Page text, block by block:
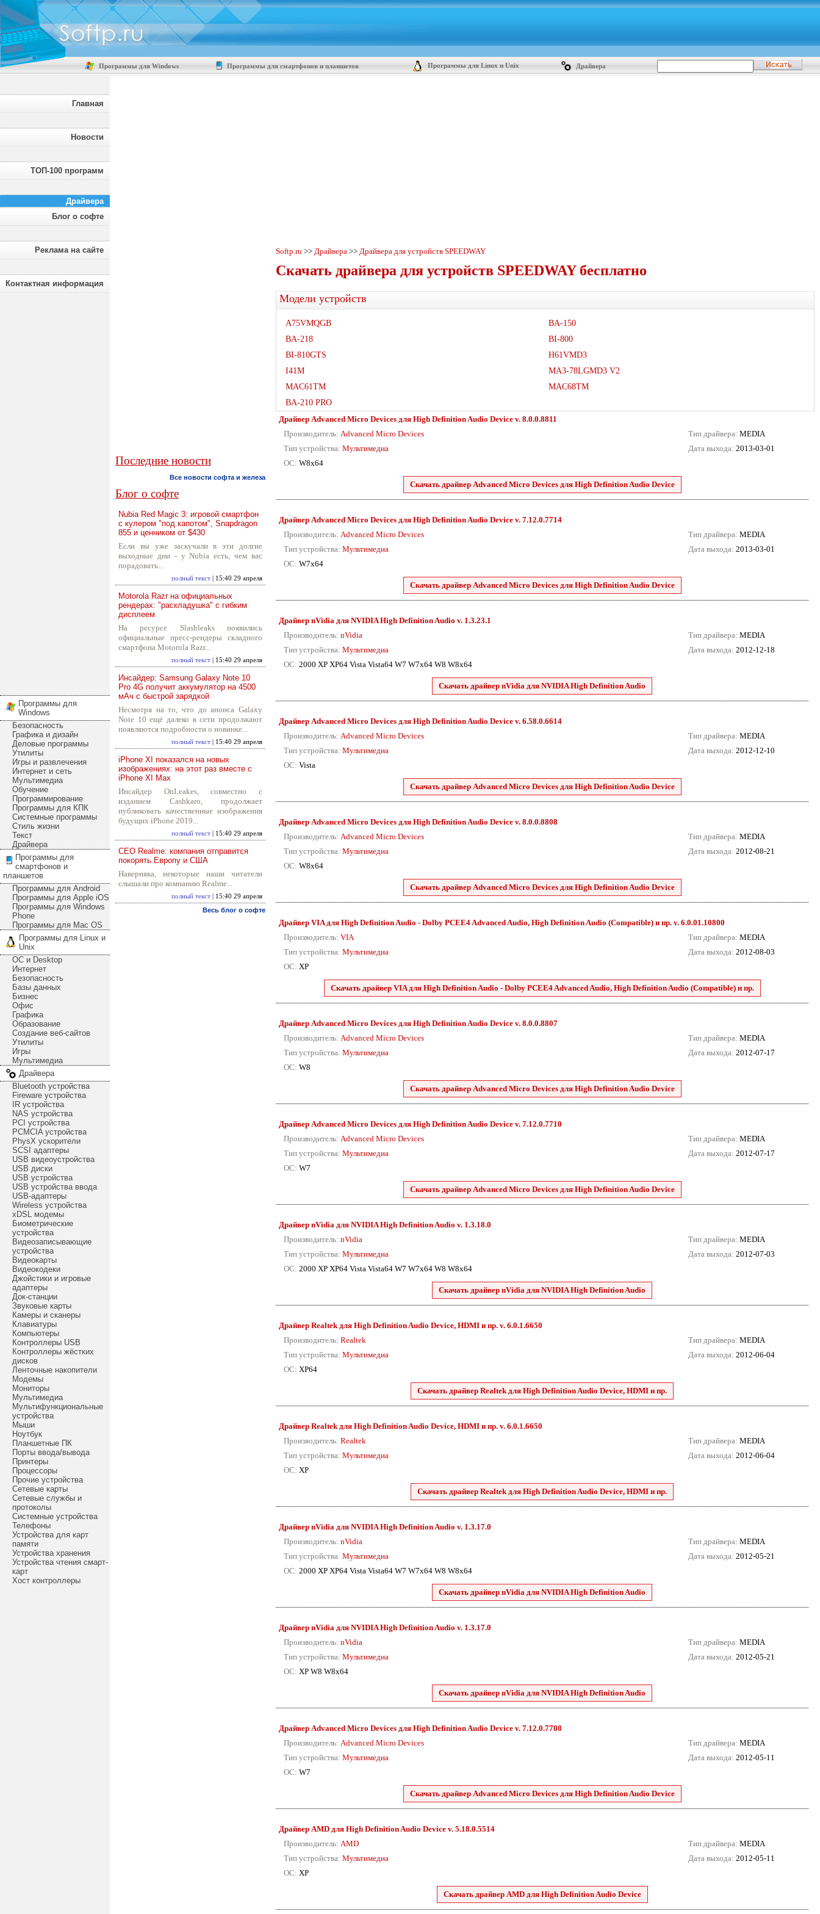
Программы для Windows Программы для смартфонов и планшетов Программы для Linux и Unix Драйвера
Главная
Новости
ТОП-100 программ
Драйвера
Блог о софте
Реклама на сайте
Контактная информация
Программы для
Windows
Безопасность
Графика и дизайн
Деловые программы
Утилиты
Игры и развлечения
Интернет и сеть
Мультимедиа
Обучение
Программирование
Программы для КПК
Системные программы
Стиль жизни
Текст
Драйвера
Программы для
смартфонов и
планшетов
Программы для Android
Программы для Apple iOS
Программы для Windows
Phone
Программы для Mac OS
Программы для Linux и
Unix
ОС и Desktop
Интернет
Безопасность
Базы данных
Бизнес
Офис
Графика
Образование
Создание веб-сайтов
Утилиты
Игры
Мультимедиа
Драйвера
Bluetooth устройства
Fireware устройства
IR устройства
NAS устройства
PCI устройства
PCMCIA устройства
PhysX ускорители
SCSI адаптеры
USB видеоустройства
USB диски
USB устройства
USB устройства ввода
USB-адаптеры
Wireless устройства
xDSL модемы
Биометрические
устройства
Видеозаписывающие
устройства
Видеокарты
Видеокодеки
Джойстики и игровые
адаптеры
Док-станции
Звуковые карты
Камеры и сканеры
Клавиатуры
Компьютеры
Контроллеры USB
Контроллеры жёстких
дисков
Ленточные накопители
Модемы
Мониторы
Мультимедиа
Мультифункциональные
устройства
Мыши
Ноутбук
Планшетные ПК
Порты ввода/вывода
Принтеры
Процессоры
Прочие устройства
Сетевые карты
Сетевые службы и
протоколы
Системные устройства
Телефоны
Устройства для карт
памяти
Устройства хранения
Устройства чтения смарт-
карт
Хост контроллеры
Последние новости
Все новости софта и железа
Блог о софте
Nubia Red Magic 3: игровой смартфон
с кулером "под капотом", Snapdragon
855 и ценником от $430
Если вы уже заскучали в эти долгие
выходные дни - у Nubia есть, чем вас
порадовать...
полный текст | 15:40 29 апреля
Motorola Razr на официальных
рендерах: "раскладушка" с гибким
дисплеем
На ресурсе Slashleaks появились
официальные пресс-рендеры складного
смартфона Motorola Razr...
полный текст | 15:40 29 апреля
Инсайдер: Samsung Galaxy Note 10
Pro 4G получит аккумулятор на 4500
мАч с быстрой зарядкой
Несмотря на то, что до анонса Galaxy
Note 10 ещё далеко в сети продолжают
появляются подробности о новинке...
полный текст | 15:40 29 апреля
iPhone XI показался на новых
изображениях: на этот раз вместе с
iPhone XI Max
Инсайдер OnLeakes, совместно с
изданием Cashkaro, продолжает
публиковать качественные изображения
будущих iPhone 2019...
полный текст | 15:40 29 апреля
CEO Realme: компания отправится
покорять Европу и США
Наверняка, некоторые наши читатели
слышали про компанию Realme...
полный текст | 15:40 29 апреля
Весь блог о софте
Softp.ru >> Драйвера >> Драйвера для устройств SPEEDWAY
Скачать драйвера для устройств SPEEDWAY бесплатно
Модели устройств
A75VMQGB
BA-150
BA-218
BI-800
BI-810GTS
H61VMD3
I41M
MA3-78LGMD3 V2
MAC61TM
MAC68TM
BA-210 PRO
Драйвер Advanced Micro Devices для High Definition Audio Device v. 8.0.0.8811
Производитель: Advanced Micro Devices
Тип устройства: Мультимедиа
ОС: W8x64
Тип драйвера: MEDIA
Дата выхода: 2013-03-01
Скачать драйвер Advanced Micro Devices для High Definition Audio Device
Драйвер Advanced Micro Devices для High Definition Audio Device v. 7.12.0.7714
Производитель: Advanced Micro Devices
Тип устройства: Мультимедиа
ОС: W7x64
Тип драйвера: MEDIA
Дата выхода: 2013-03-01
Скачать драйвер Advanced Micro Devices для High Definition Audio Device
Драйвер nVidia для NVIDIA High Definition Audio v. 1.3.23.1
Производитель: nVidia
Тип устройства: Мультимедиа
ОС: 2000 XP XP64 Vista Vista64 W7 W7x64 W8 W8x64
Тип драйвера: MEDIA
Дата выхода: 2012-12-18
Скачать драйвер nVidia для NVIDIA High Definition Audio
Драйвер Advanced Micro Devices для High Definition Audio Device v. 6.58.0.6614
Производитель: Advanced Micro Devices
Тип устройства: Мультимедиа
ОС: Vista
Тип драйвера: MEDIA
Дата выхода: 2012-12-10
Скачать драйвер Advanced Micro Devices для High Definition Audio Device
Драйвер Advanced Micro Devices для High Definition Audio Device v. 8.0.0.8808
Производитель: Advanced Micro Devices
Тип устройства: Мультимедиа
ОС: W8x64
Тип драйвера: MEDIA
Дата выхода: 2012-08-21
Скачать драйвер Advanced Micro Devices для High Definition Audio Device
Драйвер VIA для High Definition Audio - Dolby PCEE4 Advanced Audio, High Definition Audio (Compatible) и пр. v. 6.0.01.10800
Производитель: VIA
Тип устройства: Мультимедиа
ОС: XP
Тип драйвера: MEDIA
Дата выхода: 2012-08-03
Скачать драйвер VIA для High Definition Audio - Dolby PCEE4 Advanced Audio, High Definition Audio (Compatible) и пр.
Драйвер Advanced Micro Devices для High Definition Audio Device v. 8.0.0.8807
Производитель: Advanced Micro Devices
Тип устройства: Мультимедиа
ОС: W8
Тип драйвера: MEDIA
Дата выхода: 2012-07-17
Скачать драйвер Advanced Micro Devices для High Definition Audio Device
Драйвер Advanced Micro Devices для High Definition Audio Device v. 7.12.0.7710
Производитель: Advanced Micro Devices
Тип устройства: Мультимедиа
ОС: W7
Тип драйвера: MEDIA
Дата выхода: 2012-07-17
Скачать драйвер Advanced Micro Devices для High Definition Audio Device
Драйвер nVidia для NVIDIA High Definition Audio v. 1.3.18.0
Производитель: nVidia
Тип устройства: Мультимедиа
ОС: 2000 XP XP64 Vista Vista64 W7 W7x64 W8 W8x64
Тип драйвера: MEDIA
Дата выхода: 2012-07-03
Скачать драйвер nVidia для NVIDIA High Definition Audio
Драйвер Realtek для High Definition Audio Device, HDMI и пр. v. 6.0.1.6650
Производитель: Realtek
Тип устройства: Мультимедиа
ОС: XP64
Тип драйвера: MEDIA
Дата выхода: 2012-06-04
Скачать драйвер Realtek для High Definition Audio Device, HDMI и пр.
Драйвер Realtek для High Definition Audio Device, HDMI и пр. v. 6.0.1.6650
Производитель: Realtek
Тип устройства: Мультимедиа
ОС: XP
Тип драйвера: MEDIA
Дата выхода: 2012-06-04
Скачать драйвер Realtek для High Definition Audio Device, HDMI и пр.
Драйвер nVidia для NVIDIA High Definition Audio v. 1.3.17.0
Производитель: nVidia
Тип устройства: Мультимедиа
ОС: 2000 XP XP64 Vista Vista64 W7 W7x64 W8 W8x64
Тип драйвера: MEDIA
Дата выхода: 2012-05-21
Скачать драйвер nVidia для NVIDIA High Definition Audio
Драйвер nVidia для NVIDIA High Definition Audio v. 1.3.17.0
Производитель: nVidia
Тип устройства: Мультимедиа
ОС: XP W8 W8x64
Тип драйвера: MEDIA
Дата выхода: 2012-05-21
Скачать драйвер nVidia для NVIDIA High Definition Audio
Драйвер Advanced Micro Devices для High Definition Audio Device v. 7.12.0.7708
Производитель: Advanced Micro Devices
Тип устройства: Мультимедиа
ОС: W7
Тип драйвера: MEDIA
Дата выхода: 2012-05-11
Скачать драйвер Advanced Micro Devices для High Definition Audio Device
Драйвер AMD для High Definition Audio Device v. 5.18.0.5514
Производитель: AMD
Тип устройства: Мультимедиа
ОС: XP
Тип драйвера: MEDIA
Дата выхода: 2012-05-11
Скачать драйвер AMD для High Definition Audio Device